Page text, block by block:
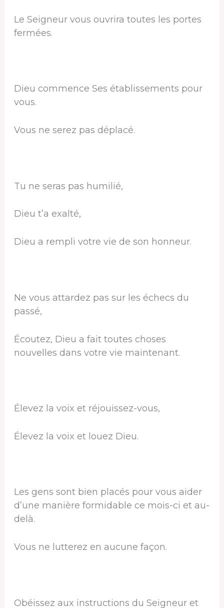
Le Seigneur vous ouvrira toutes les portes
fermées.
Dieu commence Ses établissements pour
vous.
Vous ne serez pas déplacé.
Tu ne seras pas humilié,
Dieu t’a exalté,
Dieu a rempli votre vie de son honneur.
Ne vous attardez pas sur les échecs du
passé,
Écoutez, Dieu a fait toutes choses
nouvelles dans votre vie maintenant.
Élevez la voix et réjouissez-vous,
Élevez la voix et louez Dieu.
Les gens sont bien placés pour vous aider
d’une manière formidable ce mois-ci et au-
delà.
Vous ne lutterez en aucune façon.
Obéissez aux instructions du Seigneur et